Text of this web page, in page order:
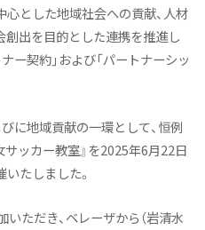
心とした地域社会への貢献、人材
出を目的とした連携を推進し
ー契約」および「パートナーシッ
に地域貢献の一環として、恒例
ッカー教室』を2025年6月22日
いたしました。
ただき、ベレーザから（岩清水